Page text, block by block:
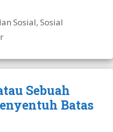
Sosial,Sosial
Sebuah
Batas